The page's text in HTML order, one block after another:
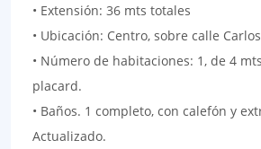
• Extensión: 36 mts totales
• Ubicación: Centro, sobre calle
• Número de habitaciones: 1, de 4
placard.
• Baños. 1 completo, con calefón y
Actualizado.